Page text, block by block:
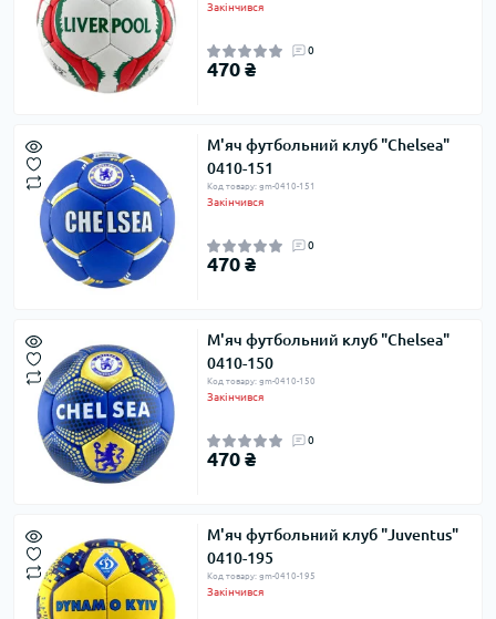
Закінчився
0
470 ₴
М'яч футбольний клуб "Chelsea"
0410-151
Код товару: gm-0410-151
Закінчився
0
470 ₴
М'яч футбольний клуб "Chelsea"
0410-150
Код товару: gm-0410-150
Закінчився
0
470 ₴
М'яч футбольний клуб "Juventus"
0410-195
Код товару: gm-0410-195
Закінчився